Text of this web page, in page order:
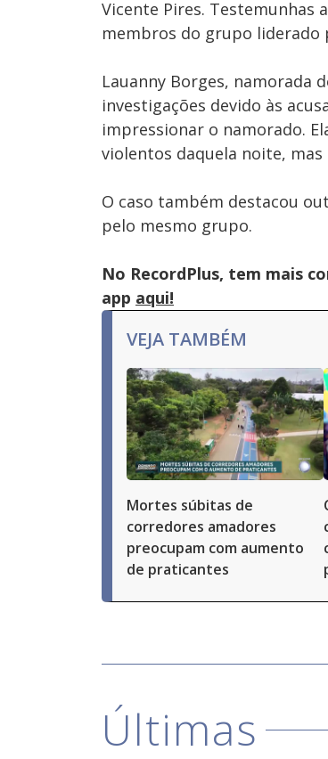
Vicente Pires.
membros do grupo liderado
Lauanny Borges, namorada
investigações devido às
impressionar o namorado.
violentos daquela noite,
O caso também destacou
pelo mesmo grupo.
No RecordPlus, tem mais
app aqui!
VEJA TAMBÉM
Mortes súbitas de
corredores amadores
preocupam com aumento
de praticantes
Últimas